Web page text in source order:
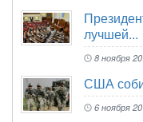
лучшей...
8 ноября
США
6 ноября